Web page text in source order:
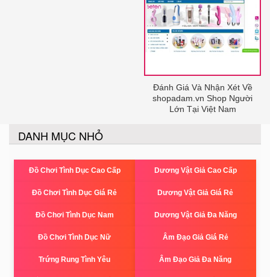
Đánh Giá Và Nhận Xét Về
shopadam.vn Shop Người
Lớn Tại Việt Nam
DANH MỤC NHỎ
Đồ Chơi Tình Dục Cao Cấp Dương Vật Giả Cao Cấp
Đồ Chơi Tình Dục Giá Rẻ Dương Vật Giả Giá Rẻ
Đồ Chơi Tình Dục Nam Dương Vật Giả Đa Năng
Đồ Chơi Tình Dục Nữ Âm Đạo Giả Giá Rẻ
Trứng Rung Tình Yêu Âm Đạo Giả Đa Năng